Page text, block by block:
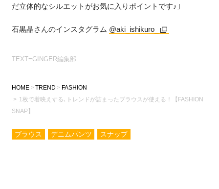
だ立体的なシルエットがお気に入りポイントです♪｣
石黒晶さんのインスタグラム @aki_ishikuro_
TEXT=GINGER編集部
HOME TREND
FASHION
1枚で着映えする､トレンドが詰まったブラウスが使える！【FASHION
SNAP】
ブラウス デニムパンツ スナップ